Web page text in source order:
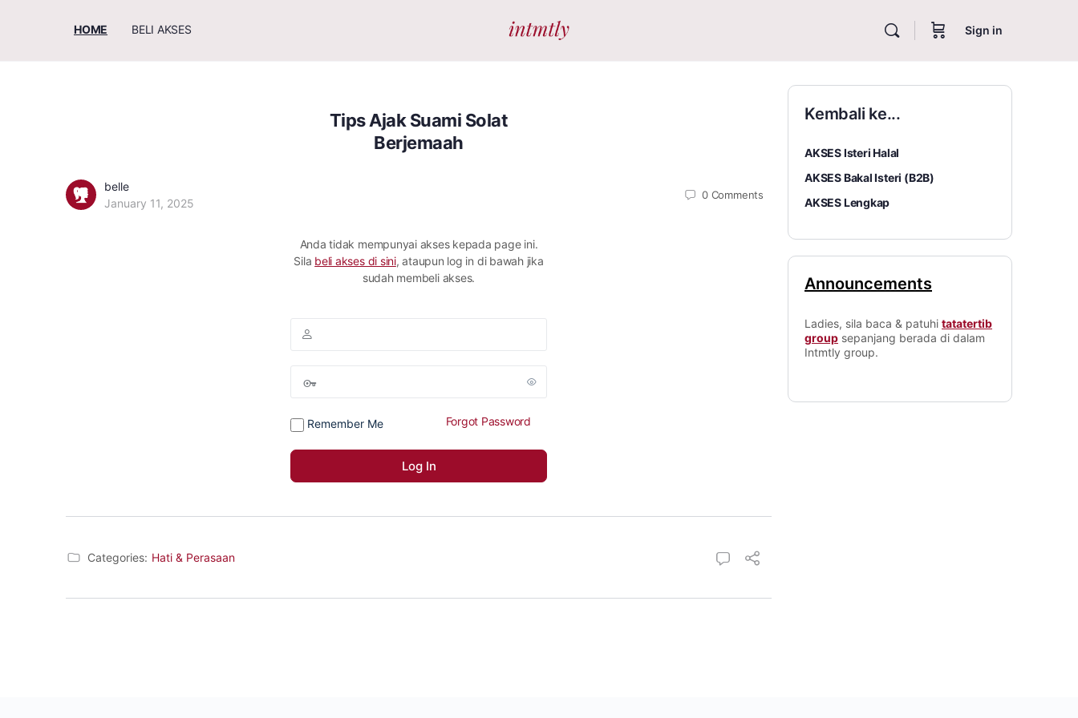
HOME BELI AKSES Sign in
Tips Ajak Suami Solat
Berjemaah
belle
January 11, 2025
0 Comments
Anda tidak mempunyai akses kepada page ini.
Sila beli akses di sini, ataupun log in di bawah jika
sudah membeli akses.
Remember Me Forgot Password
Categories: Hati & Perasaan
Kembali ke...
AKSES Isteri Halal
AKSES Bakal Isteri (B2B)
AKSES Lengkap
Announcements
Ladies, sila baca & patuhi tatatertib
group sepanjang berada di dalam
Intmtly group.